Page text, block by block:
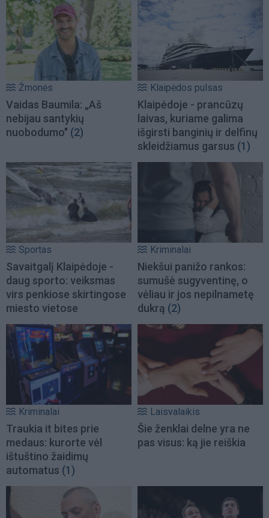
Žmonės
Vaidas Baumila: „Aš
nebijau santykių
nuobodumo" (2)
Klaipėdos pulsas
Klaipėdoje - prancūzų
laivas, kuriame galima
išgirsti banginių ir delfinų
skleidžiamus garsus (1)
Sportas
Savaitgalį Klaipėdoje -
daug sporto: veiksmas
virs penkiose skirtingose
miesto vietose
Kriminalai
Niekšui panižo rankos:
sumušė sugyventinę, o
vėliau ir jos nepilnametę
dukrą (2)
Kriminalai
Traukia it bites prie
medaus: kurorte vėl
ištuštino žaidimų
automatus (1)
Laisvalaikis
Šie ženklai delne yra ne
pas visus: ką jie reiškia